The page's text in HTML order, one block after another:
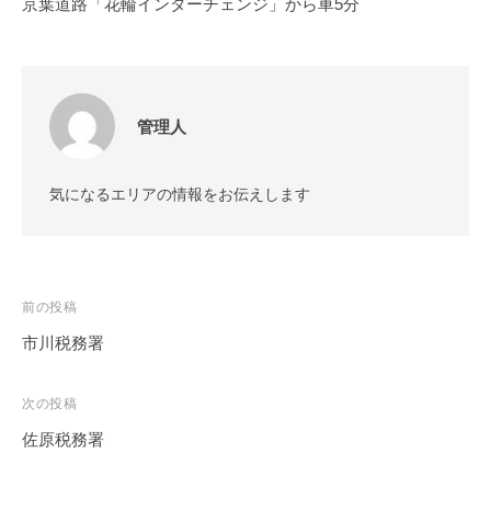
管理人
気になるエリアの情報をお伝えします
投
稿
ビ
ゲ
前の投稿
市川税務署
次の投稿
佐原税務署